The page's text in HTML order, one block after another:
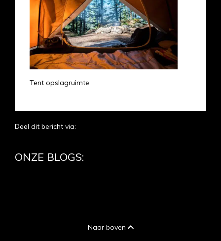
Tent opslagruimte
Deel dit bericht via:
ONZE BLOGS:
Naar boven